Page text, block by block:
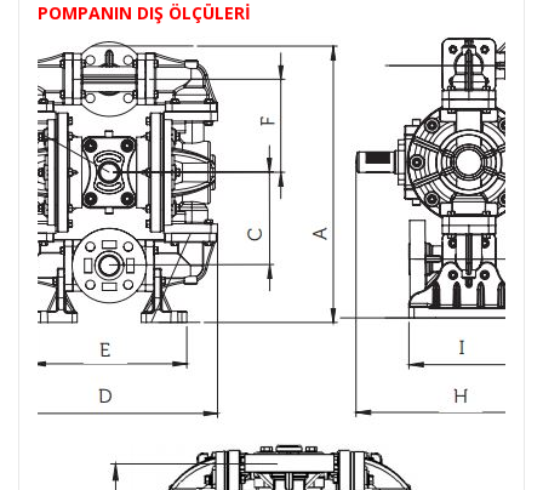
POMPANIN DIŞ ÖLÇÜLERİ